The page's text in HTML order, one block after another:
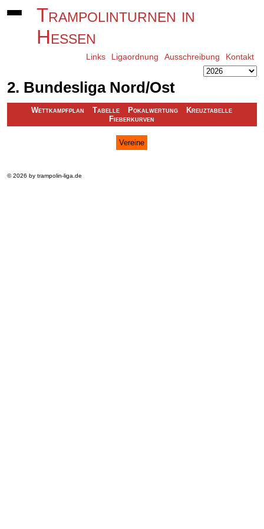
Trampolinturnen in
Hessen
Links Ligaordnung Ausschreibung Kontakt
2. Bundesliga Nord/Ost
Wettkampfplan Tabelle Pokalwertung
Kreuztabelle
Fieberkurven
Vereine
© 2026 by trampolin-liga.de